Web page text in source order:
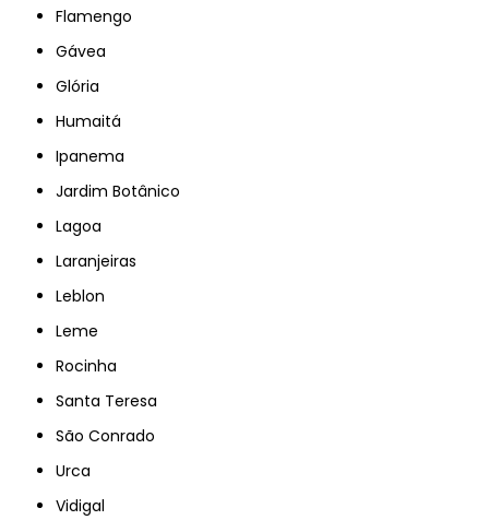
Flamengo
Gávea
Glória
Humaitá
Ipanema
Jardim Botânico
Lagoa
Laranjeiras
Leblon
Leme
Rocinha
Santa Teresa
São Conrado
Urca
Vidigal